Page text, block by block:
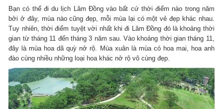
Bạn có thể đi du lịch Lâm Đồng vào bất cứ thời điểm nào trong năm
bởi ở đây, mùa nào cũng đẹp, mỗi mùa lại có một vẻ đẹp khác nhau.
Tuy nhiên, thời điểm tuyệt vời nhất khi đi Lâm Đồng đó là khoảng thời
gian từ tháng 11 đến tháng 3 năm sau. Vào khoảng thời gian tháng 11,
đây là mùa hoa dã quỳ nở rộ. Mùa xuân là mùa có hoa mai, hoa anh
đào cùng nhiều những loại hoa khác nở rộ vô cùng đẹp.